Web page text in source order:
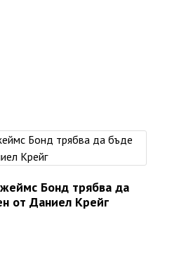
Бонд трябва да
от Даниел Крейг